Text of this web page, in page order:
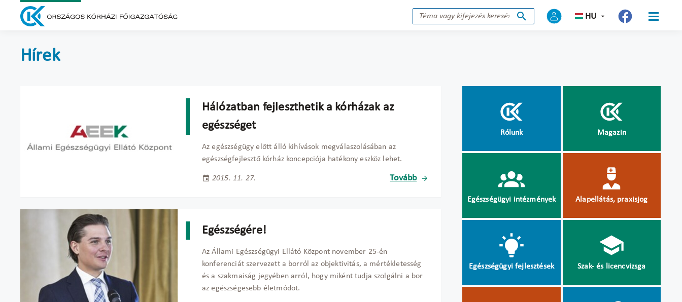
HU
Hírek
Hálózatban fejleszthetik a kórházak az
egészséget
Az egészségügy előtt álló kihívások megválaszolásában az
egészségfejlesztő kórház koncepciója hatékony eszköz lehet.
2015. 11. 27. Tovább
Egészségére!
Az Állami Egészségügyi Ellátó Központ november 25-én
konferenciát szervezett a borról az objektivitás, a mértékletesség
és a szakmaiság jegyében arról, hogy miként tudja szolgálni a bor
az egészségesebb életmódot.
Rólunk Magazin
Egészségügyi intézmények Alapellátás, praxisjog
Egészségügyi fejlesztések Szak- és licencvizsga